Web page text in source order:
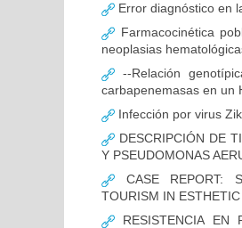
Error diagnóstico en
Farmacocinética
neoplasias
--Relación
carbapenemasas en un
Infección por virus
DESCRIPCIÓN DE
Y PSEUDOMONAS
CASE REPORT:
TOURISM IN
RESISTENCIA EN